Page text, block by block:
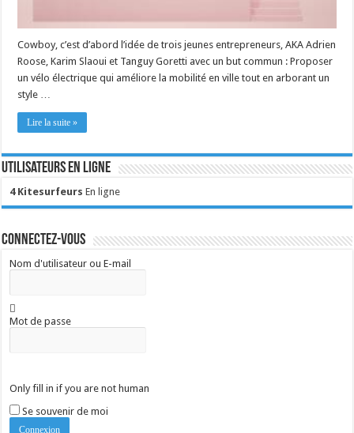
Cowboy, c’est d’abord l’idée de trois jeunes entrepreneurs, AKA Adrien
Roose, Karim Slaoui et Tanguy Goretti avec un but commun : Proposer
un vélo électrique qui améliore la mobilité en ville tout en arborant un
style …
Lire la suite »
Utilisateurs en ligne
4 Kitesurfeurs En ligne
Connectez-vous
Nom d'utilisateur ou E-mail
Mot de passe
Only fill in if you are not human
Se souvenir de moi